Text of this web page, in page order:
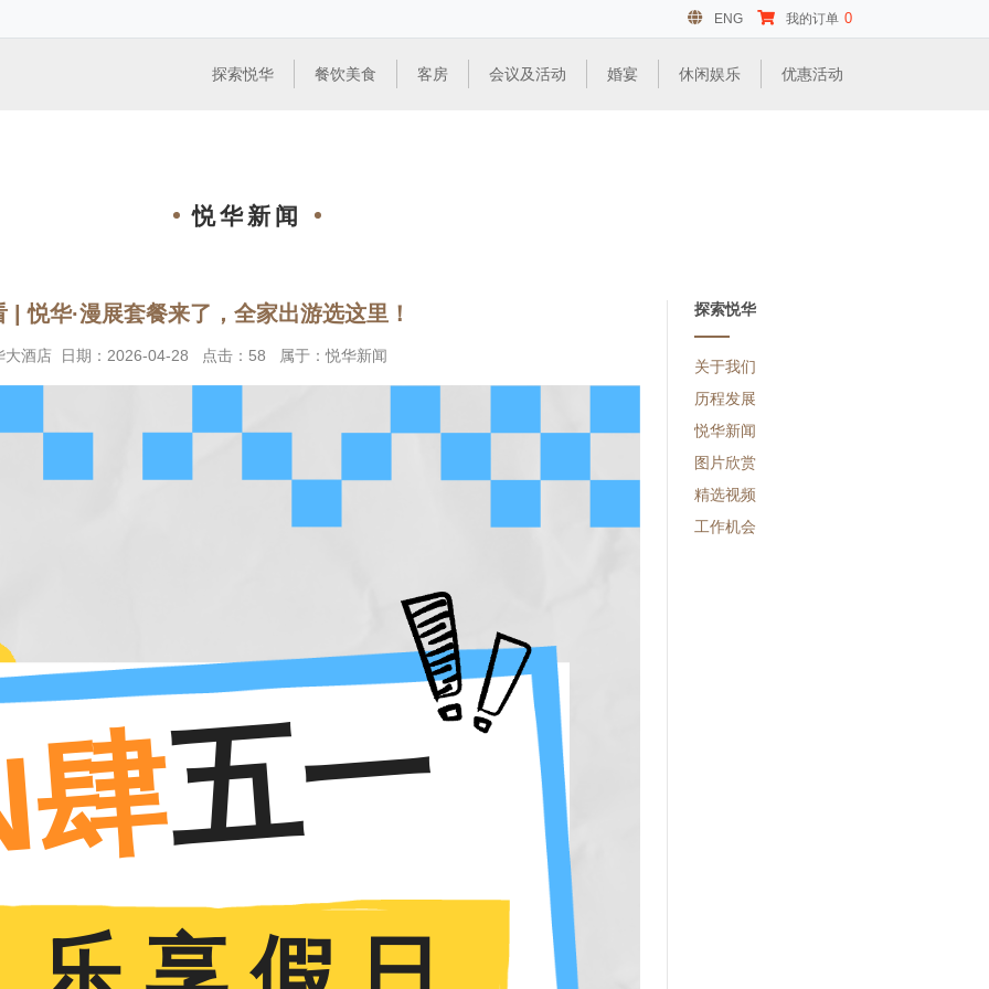
ENG 我的订单 0
探索悦华 餐饮美食 客房 会议及活动 婚宴 休闲娱乐 优惠活动
悦华新闻
探索悦华
关于我们
历程发展
悦华新闻
图片欣赏
精选视频
工作机会
| 悦华·漫展套餐来了，全家出游选这里！
大酒店 日期： 2026-04-28 点击： 58 属于：悦华新闻
五一